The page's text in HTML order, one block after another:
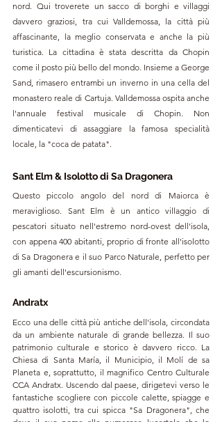
nord. Qui troverete un sacco di borghi e villaggi
davvero graziosi, tra cui Valldemossa, la città più
affascinante, la meglio conservata e anche la più
turistica. La cittadina è stata descritta da Chopin
come il posto più bello del mondo. Insieme a George
Sand, rimasero entrambi un inverno in una cella del
monastero reale di Cartuja. Valldemossa ospita anche
l'annuale festival musicale di Chopin. Non
dimenticatevi di assaggiare la famosa specialità
locale, la "coca de patata".
Sant Elm & Isolotto di Sa Dragonera
Questo piccolo angolo del nord di Maiorca è
meraviglioso. Sant Elm è un antico villaggio di
pescatori situato nell'estremo nord-ovest dell'isola,
con appena 400 abitanti, proprio di fronte all'isolotto
di Sa Dragonera e il suo Parco Naturale, perfetto per
gli amanti dell'escursionismo.
Andratx
Ecco una delle città più antiche dell'isola, circondata
da un ambiente naturale di grande bellezza. Il suo
patrimonio culturale e storico è davvero ricco. La
Chiesa di Santa María, il Municipio, il Molí de sa
Planeta e, soprattutto, il magnifico Centro Culturale
CCA Andratx. Uscendo dal paese, dirigetevi verso le
fantastiche scogliere con piccole calette, spiagge e
quattro isolotti, tra cui spicca "Sa Dragonera", che